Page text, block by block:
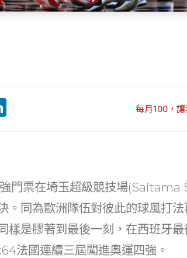
dI
n
每月100，
門票在埼玉超級競技場
。同為歐洲隊伍對彼此的球風打
樣是膠著到最後一刻，在西班牙
法國連續三屆闖進奧運四強。